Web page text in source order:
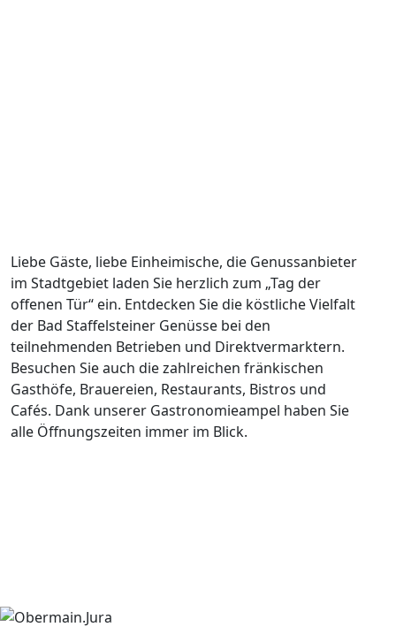
Liebe Gäste, liebe Einheimische, die Genussanbieter
im Stadtgebiet laden Sie herzlich zum „Tag der
offenen Tür“ ein. Entdecken Sie die köstliche Vielfalt
der Bad Staffelsteiner Genüsse bei den
teilnehmenden Betrieben und Direktvermarktern.
Besuchen Sie auch die zahlreichen fränkischen
Gasthöfe, Brauereien, Restaurants, Bistros und
Cafés. Dank unserer Gastronomieampel haben Sie
alle Öffnungszeiten immer im Blick.